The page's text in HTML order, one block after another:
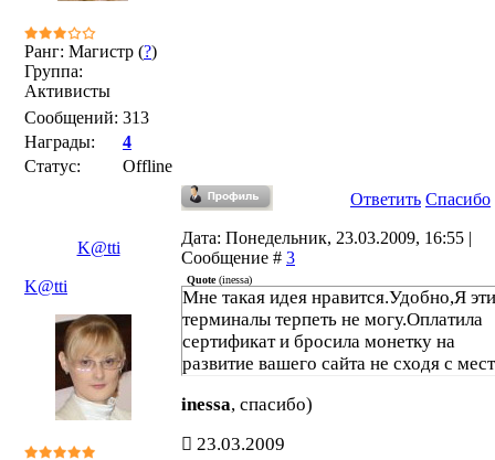
Ранг: Магистр (?)
Группа:
Активисты
Сообщений: 313
Награды:
4
Статус:
Offline
Ответить Спасибо
K@tti
Дата: Понедельник, 23.03.2009, 16:55 |
Сообщение # 3
K@tti
Quote(inessa)
Мне такая идея нравится.Удобно,Я эти
терминалы терпеть не могу.Оплатила
сертификат и бросила монетку на
развитие вашего сайта не сходя с
inessa, спасибо)
23.03.2009